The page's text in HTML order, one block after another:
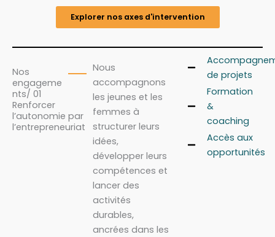
Explorer nos axes d'intervention
Nos
engageme
nts/ 01
Renforcer
l’autonomie par
l’entrepreneuriat
Nous
accompagnons
les jeunes et les
femmes à
structurer leurs
idées,
développer leurs
compétences et
lancer des
activités
durables,
ancrées dans les
de projets
Formation
&
coaching
Accès aux
opportunités